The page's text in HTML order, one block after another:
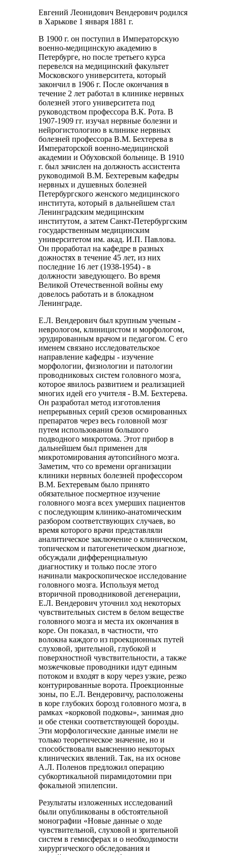
Евгений Леонидович Вендерович родился
в Харькове 1 января 1881 г.
В 1900 г. он поступил в Императорскую
военно-медицинскую академию в
Петербурге, но после третьего курса
перевелся на медицинский факультет
Московского университета, который
закончил в 1906 г. После окончания в
течение 2 лет работал в клинике нервных
болезней этого университета под
руководством профессора В.К. Рота. В
1907-1909 гг. изучал нервные болезни и
нейрогистологию в клинике нервных
болезней профессора В.М. Бехтерева в
Императорской военно-медицинской
академии и Обуховской больнице. В 1910
г. был зачислен на должность ассистента
руководимой В.М. Бехтеревым кафедры
нервных и душевных болезней
Петербургского женского медицинского
института, который в дальнейшем стал
Ленинградским медицинским
институтом, а затем Санкт-Петербургским
государственным медицинским
университетом им. акад. И.П. Павлова.
Он проработал на кафедре в разных
дожностях в течение 45 лет, из них
последние 16 лет (1938-1954) - в
должности заведующего. Во время
Великой Отечественной войны ему
довелось работать и в блокадном
Ленинграде.
Е.Л. Вендерович был крупным ученым -
неврологом, клиницистом и морфологом,
эрудированным врачом и педагогом. С его
именем связано исследовательское
направление кафедры - изучение
морфологии, физиологии и патологии
проводниковых систем головного мозга,
которое явилось развитием и реализацией
многих идей его учителя - В.М. Бехтерева.
Он разработал метод изготовления
непрерывных серий срезов осмированных
препаратов через весь головной мозг
путем использования большого
подводного микротома. Этот прибор в
дальнейшем был применен для
микротомирования аутопсийного мозга.
Заметим, что со времени организации
клиники нервных болезней профессором
В.М. Бехтеревым было принято
обязательное посмертное изучение
головного мозга всех умерших пациентов
с последующим клинико-анатомическим
разбором соответствующих случаев, во
время которого врачи представляли
аналитическое заключение о клиническом,
топическом и патогенетическом диагнозе,
обсуждали дифференциальную
диагностику и только после этого
начинали макроскопическое исследование
головного мозга. Используя метод
вторичной проводниковой дегенерации,
Е.Л. Вендерович уточнил ход некоторых
чувствительных систем в белом веществе
головного мозга и места их окончания в
коре. Он показал, в частности, что
волокна каждого из проекционных путей
слуховой, зрительной, глубокой и
поверхностной чувствительности, а также
мозжечковые проводники идут единым
потоком и входят в кору через узкие, резко
контурированные ворота. Проекционные
зоны, по Е.Л. Вендеровичу, расположены
в коре глубоких борозд головного мозга, в
рамках «корковой подковы», занимая дно
и обе стенки соответствующей борозды.
Эти морфологические данные имели не
только теоретическое значение, но и
способствовали выяснению некоторых
клинических явлений. Так, на их основе
А.Л. Поленов предложил операцию
субкортикальной пирамидотомии при
фокальной эпилепсии.
Результаты изложенных исследований
были опубликованы в обстоятельной
монографии «Новые данные о ходе
чувствительной, слуховой и зрительной
систем в гемисферах и о необходимости
хирургического обследования и